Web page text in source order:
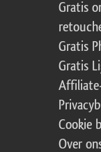
Gratis
Gratis
Gratis
Cookie
Over